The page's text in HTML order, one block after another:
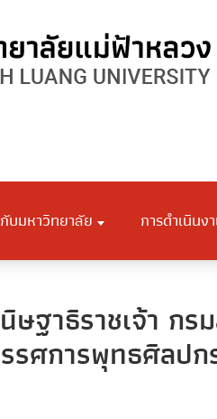
บมหาวิทยาลัย การดำเนินง
ษฐาธิราชเจ้า ก
รศการพุทธศิลป